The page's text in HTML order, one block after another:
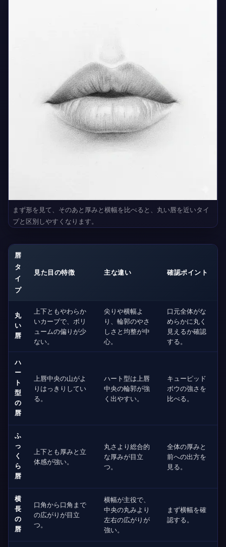
まず形を見て、そのあと厚みと横幅を比べると、丸い唇を近いタイ
プと区別しやすくなります。
唇
タ
イ
プ
見た目の特徴 主な違い 確認ポイント
丸
い
唇
上下ともやわらか
いカーブで、ボリ
ュームの偏りが少
ない。
尖りや横幅よ
り、輪郭のやさ
しさと均整が中
心。
口元全体がな
めらかに丸く
見えるか確認
する。
ハ
ー
ト
型
の
唇
上唇中央の山がよ
りはっきりしてい
る。
ハート型は上唇
中央の輪郭が強
く出やすい。
キューピッド
ボウの強さを
比べる。
ふ
っ
く
ら
唇
上下とも厚みと立
体感が強い。
丸さより総合的
な厚みが目立
つ。
全体の厚みと
前への出方を
見る。
横
長
の
唇
口角から口角まで
の広がりが目立
つ。
横幅が主役で、
中央の丸みより
左右の広がりが
強い。
まず横幅を確
認する。